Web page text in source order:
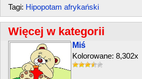
Tagi: Hipopotam afrykański
Więcej w kategorii
Miś
Kolorowane: 8,302x